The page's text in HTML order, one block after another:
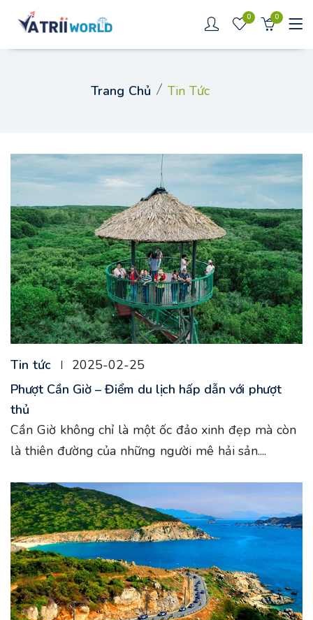
0 0
Trang Chủ Tin Tức
Tin tức
2025-02-25
Phượt Cần Giờ – Điểm du lịch hấp dẫn với phượt
thủ
Cần Giờ không chỉ là một ốc đảo xinh đẹp mà còn
là thiên đường của những người mê hải sản....